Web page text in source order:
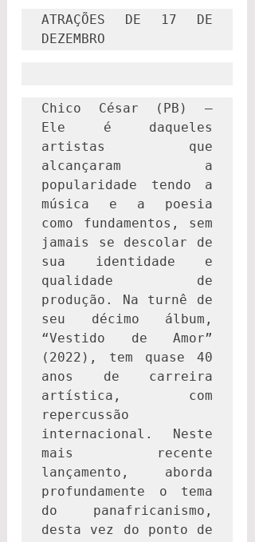
ATRAÇÕES DE 17 DE
DEZEMBRO
Chico César (PB) –
Ele é daqueles
artistas que
alcançaram a
popularidade tendo a
música e a poesia
como fundamentos, sem
jamais se descolar de
sua identidade e
qualidade de
produção. Na turnê de
seu décimo álbum,
“Vestido de Amor”
(2022), tem quase 40
anos de carreira
artística, com
repercussão
internacional. Neste
mais recente
lançamento, aborda
profundamente o tema
do panafricanismo,
desta vez do ponto de